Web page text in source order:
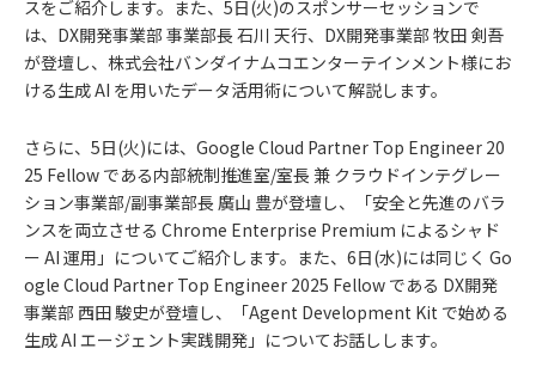
スをご紹介します。また、5日(火)のスポンサーセッションで
は、DX開発事業部 事業部長 石川 天行、DX開発事業部 牧田 剣吾
が登壇し、株式会社バンダイナムコエンターテインメント様にお
ける生成 AI を用いたデータ活用術について解説します。
さらに、5日(火)には、Google Cloud Partner Top Engineer 20
25 Fellow である内部統制推進室/室長 兼 クラウドインテグレー
ション事業部/副事業部長 廣山 豊が登壇し、「安全と先進のバラ
ンスを両立させる Chrome Enterprise Premium によるシャド
ー AI 運用」についてご紹介します。また、6日(水)には同じく Go
ogle Cloud Partner Top Engineer 2025 Fellow である DX開発
事業部 西田 駿史が登壇し、「Agent Development Kit で始める
生成 AI エージェント実践開発」についてお話しします。